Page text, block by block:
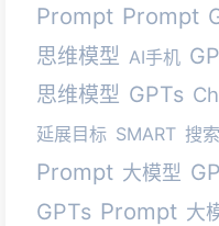
Prompt Prompt
思维模型 AI手机
思维模型 GPTs
延展目标 SMART 搜
Prompt 大模型
GPTs Prompt 大